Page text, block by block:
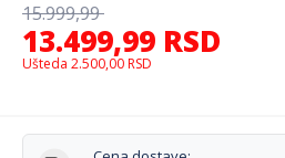
13.499,99 RSD
15.999,99
Ušteda 2.500,00 RSD